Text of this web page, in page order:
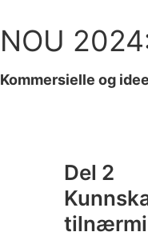
NOU
Kommersielle og
Del 2